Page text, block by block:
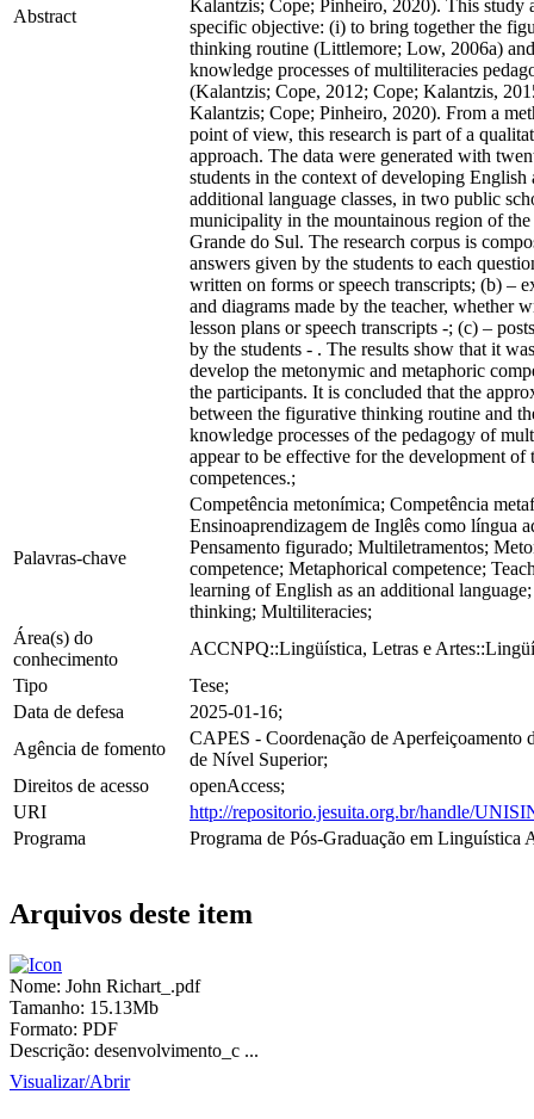
Abstract
Kalantzis; Cope; Pinheiro, 2020). This study
specific objective: (i) to bring together the
thinking routine (Littlemore; Low, 2006a)
knowledge processes of multiliteracies
(Kalantzis; Cope, 2012; Cope; Kalantzis,
Kalantzis; Cope; Pinheiro, 2020). From a
point of view, this research is part of a
approach. The data were generated with
students in the context of developing English
additional language classes, in two public
municipality in the mountainous region of
Grande do Sul. The research corpus is
answers given by the students to each
written on forms or speech transcripts; (b) –
and diagrams made by the teacher, whether
lesson plans or speech transcripts -; (c) –
by the students - . The results show that it
develop the metonymic and metaphoric
the participants. It is concluded that the
between the figurative thinking routine and
knowledge processes of the pedagogy of
appear to be effective for the development of
competences.;
Palavras-chave
Competência metonímica; Competência
Ensinoaprendizagem de Inglês como língua
Pensamento figurado; Multiletramentos;
competence; Metaphorical competence;
learning of English as an additional
thinking; Multiliteracies;
Área(s) do
conhecimento
ACCNPQ::Lingüística, Letras e
Tipo
Tese;
Data de defesa
2025-01-16;
Agência de fomento
CAPES - Coordenação de Aperfeiçoamento
de Nível Superior;
Direitos de acesso
openAccess;
URI
http://repositorio.jesuita.org.br/handle/
Programa
Programa de Pós-Graduação em Linguística
Arquivos deste item
Nome: John Richart_.pdf
Tamanho: 15.13Mb
Formato: PDF
Descrição: desenvolvimento_c ...
Visualizar/Abrir